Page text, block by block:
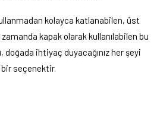
kolayca katlanabilen, üst
kapak olarak kullanılabilen bu
doğada ihtiyaç duyacağınız her şeyi
seçenektir.